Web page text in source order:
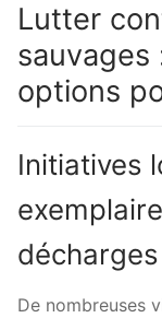
Lutter
sauvages
options
Initiatives
De nombreuses